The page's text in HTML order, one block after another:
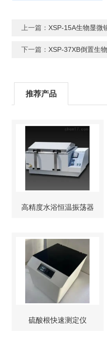
上一篇： XSP-15A生物显微
下一篇： XSP-37XB倒置生
推荐产品
高精度水浴恒温振荡器
硫酸根快速测定仪